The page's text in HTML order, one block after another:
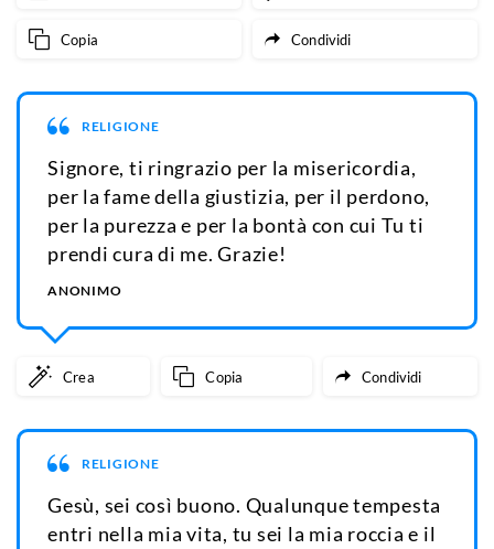
Copia Condividi
RELIGIONE
Signore, ti ringrazio per la misericordia,
per la fame della giustizia, per il perdono,
per la purezza e per la bontà con cui Tu ti
prendi cura di me. Grazie!
ANONIMO
Crea Copia Condividi
RELIGIONE
Gesù, sei così buono. Qualunque tempesta
entri nella mia vita, tu sei la mia roccia e il